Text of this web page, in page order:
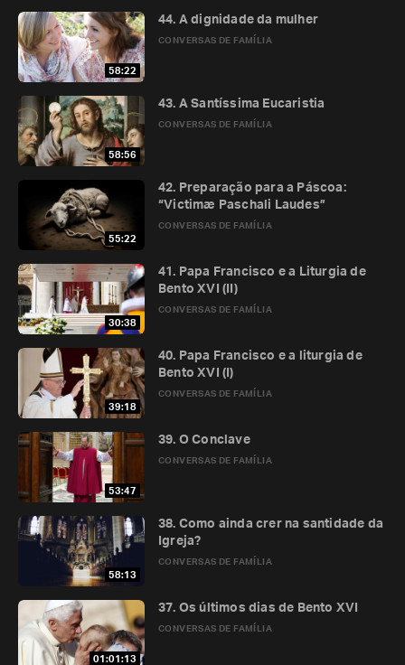
58:22
CONVERSAS DE FAMÍLIA
44. A dignidade da mulher
58:56
CONVERSAS DE FAMÍLIA
43. A Santíssima Eucaristia
55:22
CONVERSAS DE FAMÍLIA
42. Preparação para a Páscoa:
“Victimæ Paschali Laudes”
30:38
CONVERSAS DE FAMÍLIA
41. Papa Francisco e a Liturgia de
Bento XVI (II)
39:18
CONVERSAS DE FAMÍLIA
40. Papa Francisco e a liturgia de
Bento XVI (I)
53:47
CONVERSAS DE FAMÍLIA
39. O Conclave
58:13
CONVERSAS DE FAMÍLIA
38. Como ainda crer na santidade da
Igreja?
01:01:13
CONVERSAS DE FAMÍLIA
37. Os últimos dias de Bento XVI